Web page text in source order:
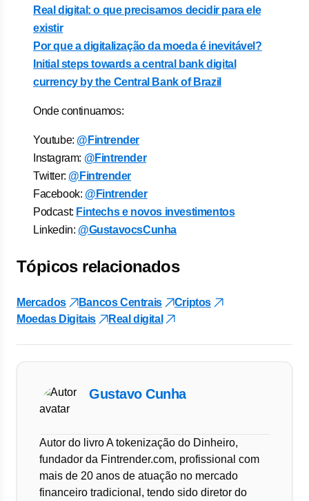
Real digital: o que precisamos decidir para ele
existir
Por que a digitalização da moeda é inevitável?
Initial steps towards a central bank digital
currency by the Central Bank of Brazil
Onde continuamos:
Youtube: @Fintrender
Instagram: @Fintrender
Twitter: @Fintrender
Facebook: @Fintrender
Podcast: Fintechs e novos investimentos
Linkedin: @GustavocsCunha
Tópicos relacionados
Mercados Bancos Centrais
Criptos
Moedas Digitais
Real digital
Gustavo Cunha
Autor do livro A tokenização do Dinheiro,
fundador da Fintrender.com, profissional com
mais de 20 anos de atuação no mercado
financeiro tradicional, tendo sido diretor do